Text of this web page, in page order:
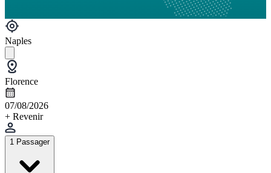
Naples
Florence
07/08/2026
+ Revenir
1 Passager